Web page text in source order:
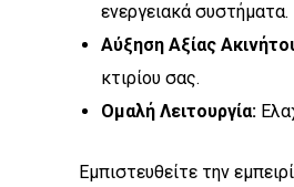
ενεργειακά συστήματα.
Αύξηση Αξίας
κτιρίου σας.
Ομαλή Λειτουργία:
Εμπιστευθείτε την